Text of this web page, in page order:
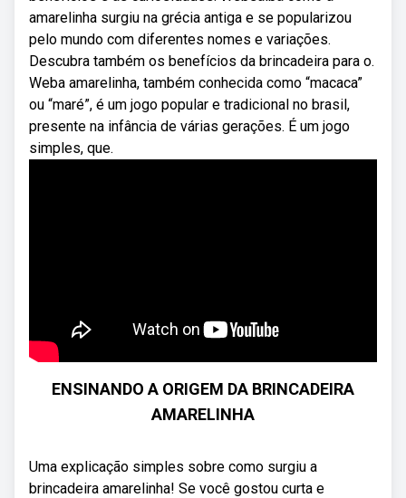
amarelinha surgiu na grécia antiga e se popularizou
pelo mundo com diferentes nomes e variações.
Descubra também os benefícios da brincadeira para o.
Weba amarelinha, também conhecida como “macaca”
ou “maré”, é um jogo popular e tradicional no brasil,
presente na infância de várias gerações. É um jogo
simples, que.
ENSINANDO A ORIGEM DA BRINCADEIRA
AMARELINHA
Uma explicação simples sobre como surgiu a
brincadeira amarelinha! Se você gostou curta e